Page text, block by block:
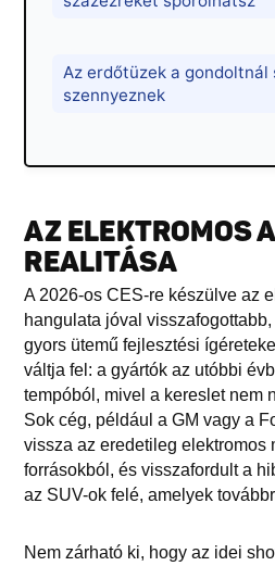
Az erdőtüzek a gondoltnál
szennyeznek
AZ ELEKTROMOS
REALITÁSA
A 2026-os CES-re készülve az
hangulata jóval
gyors ütemű fejlesztési
váltja fel: a gyártók az utóbbi
tempóból, mivel a kereslet nem
Sok cég, például a GM vagy a
vissza az eredetileg elektromos
forrásokból, és visszafordult a
az SUV-ok felé, amelyek
Nem zárható ki, hogy az idei